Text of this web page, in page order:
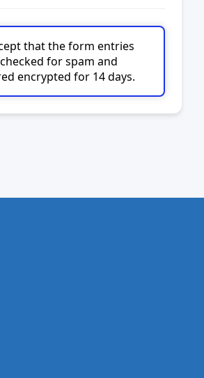
that the form entries
for spam and
encrypted for 14 days.